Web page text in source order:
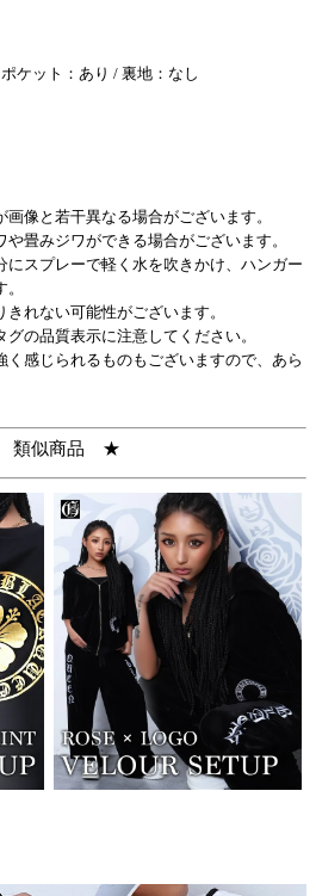
ケット：あり / 裏地：なし
像と若干異なる場合がございます。
や畳みジワができる場合がございます。
にスプレーで軽く水を吹きかけ、ハンガー
れない可能性がございます。
の品質表示に注意してください。
く感じられるものもございますので、あら
似商品 ★